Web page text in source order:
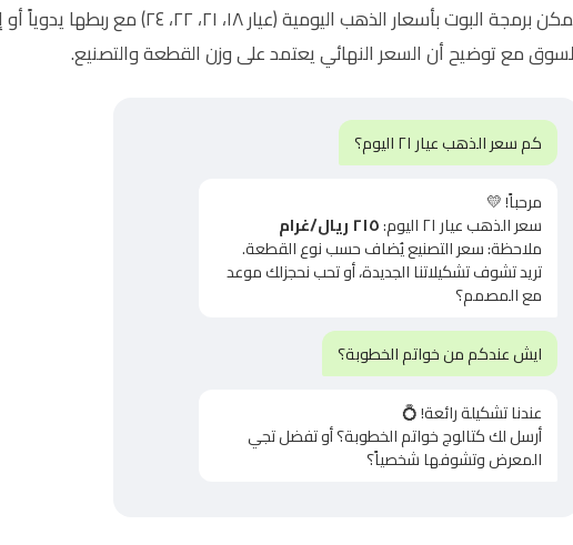
يمكن برمجة البوت بأسعار الذهب اليومية
مع توضيح أن السعر النهائي يعتمد على وزن القطعة والتصنيع.
كم سعر الذهب عيار ٢١ اليوم؟
مرحباً! 💛
سعر الذهب عيار ٢١ اليوم: ٢١٥ ريال/غرام
ملاحظة: سعر التصنيع يُضاف حسب نوع القطعة.
تريد تشوف تشكيلاتنا الجديدة، أو تحب نحجزلك موعد
مع المصمم؟
ايش عندكم من خواتم الخطوبة؟
عندنا تشكيلة رائعة! 💍
أرسل لك كتالوج خواتم الخطوبة؟ أو تفضل تجي
المعرض وتشوفها شخصياً؟